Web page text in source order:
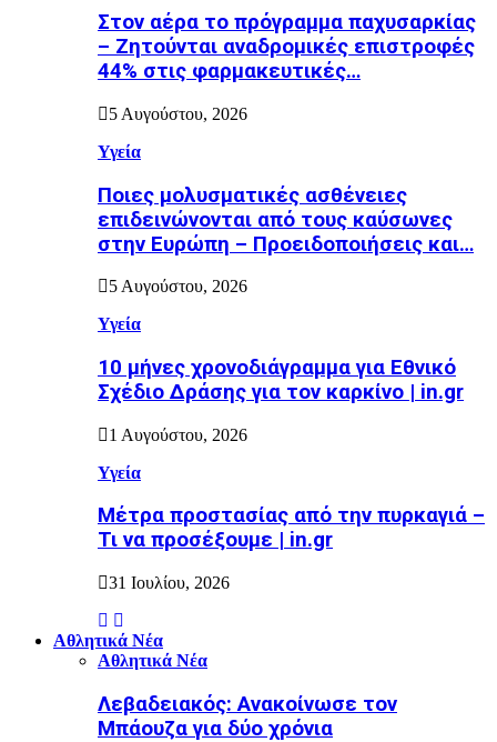
Στον αέρα το πρόγραμμα παχυσαρκίας
– Ζητούνται αναδρομικές επιστροφές
44% στις φαρμακευτικές…
5 Αυγούστου, 2026
Υγεία
Ποιες μολυσματικές ασθένειες
επιδεινώνονται από τους καύσωνες
στην Ευρώπη – Προειδοποιήσεις και…
5 Αυγούστου, 2026
Υγεία
10 μήνες χρονοδιάγραμμα για Εθνικό
Σχέδιο Δράσης για τον καρκίνο | in.gr
1 Αυγούστου, 2026
Υγεία
Μέτρα προστασίας από την πυρκαγιά –
Τι να προσέξουμε | in.gr
31 Ιουλίου, 2026
Αθλητικά Νέα
Αθλητικά Νέα
Λεβαδειακός: Ανακοίνωσε τον
Μπάουζα για δύο χρόνια